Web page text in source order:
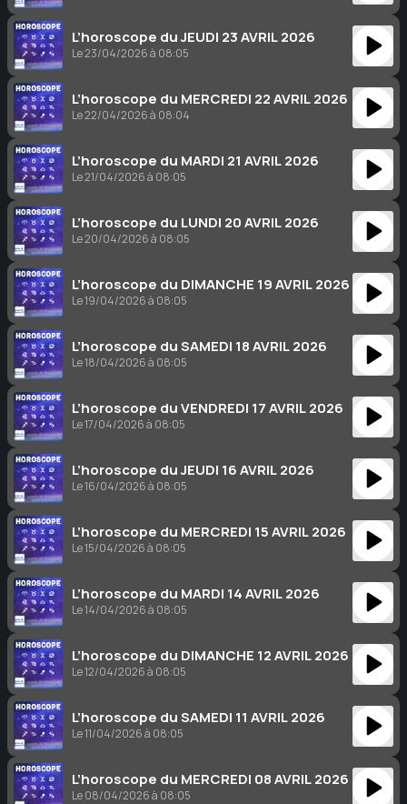
L’horoscope du JEUDI 23 AVRIL 2026
Le 23/04/2026 à 08:05
L’horoscope du MERCREDI 22 AVRIL 2026
Le 22/04/2026 à 08:04
L’horoscope du MARDI 21 AVRIL 2026
Le 21/04/2026 à 08:05
L’horoscope du LUNDI 20 AVRIL 2026
Le 20/04/2026 à 08:05
L’horoscope du DIMANCHE 19 AVRIL 2026
Le 19/04/2026 à 08:05
L’horoscope du SAMEDI 18 AVRIL 2026
Le 18/04/2026 à 08:05
L’horoscope du VENDREDI 17 AVRIL 2026
Le 17/04/2026 à 08:05
L’horoscope du JEUDI 16 AVRIL 2026
Le 16/04/2026 à 08:05
L’horoscope du MERCREDI 15 AVRIL 2026
Le 15/04/2026 à 08:05
L’horoscope du MARDI 14 AVRIL 2026
Le 14/04/2026 à 08:05
L’horoscope du DIMANCHE 12 AVRIL 2026
Le 12/04/2026 à 08:05
L’horoscope du SAMEDI 11 AVRIL 2026
Le 11/04/2026 à 08:05
L’horoscope du MERCREDI 08 AVRIL 2026
Le 08/04/2026 à 08:05